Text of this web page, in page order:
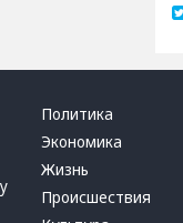
Политика
Экономика
Жизнь
Происшествия